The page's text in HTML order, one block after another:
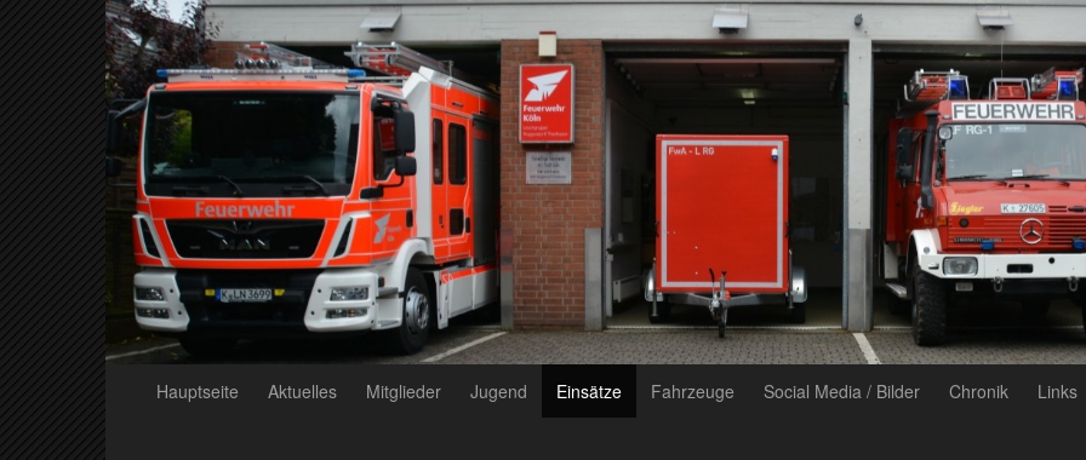
Hauptseite Aktuelles Mitglieder Jugend Einsätze Fahrzeuge Social Media / Bilder Chronik Links